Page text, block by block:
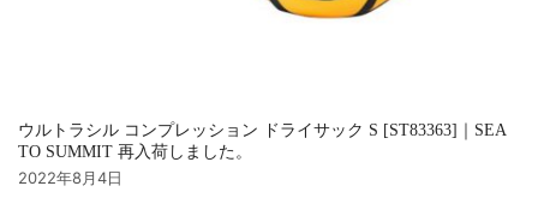
ウルトラシル コンプレッション ドライサック S [ST83363]｜SEA
TO SUMMIT 再入荷しました。
2022年8月4日